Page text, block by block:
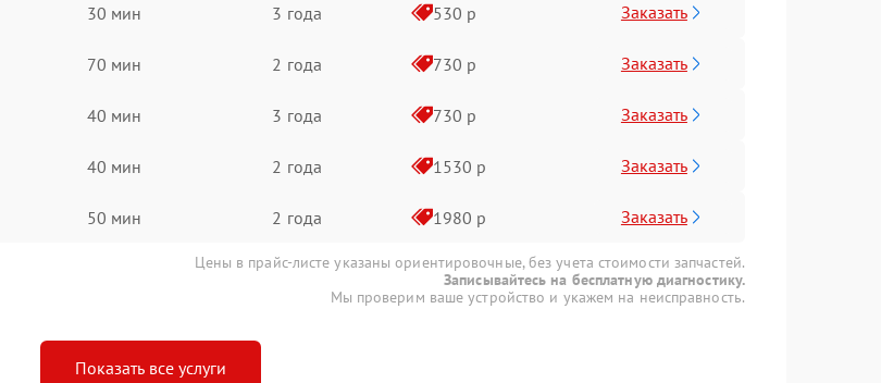
30 мин 3 года 530 р Заказать
70 мин 2 года 730 р Заказать
40 мин 3 года 730 р Заказать
40 мин 2 года 1530 р Заказать
50 мин 2 года 1980 р Заказать
Цены в прайс-листе указаны ориентировочные, без учета стоимости запчастей.
Записывайтесь на бесплатную диагностику.
Мы проверим ваше устройство и укажем на неисправность.
Показать все услуги